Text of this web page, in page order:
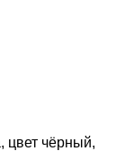
цвет чёрный,